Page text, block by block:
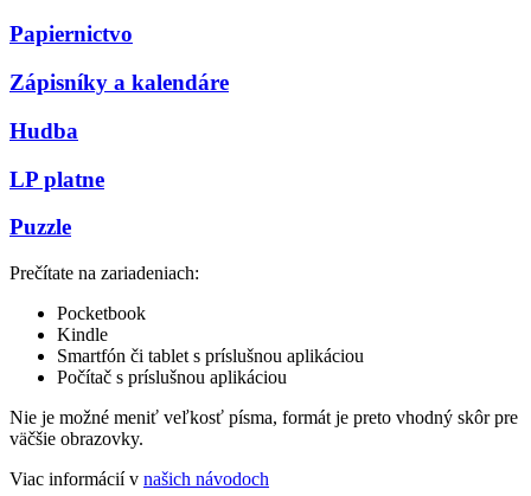
Papiernictvo
Zápisníky a kalendáre
Hudba
LP platne
Puzzle
Prečítate na zariadeniach:
Pocketbook
Kindle
Smartfón či tablet s príslušnou aplikáciou
Počítač s príslušnou aplikáciou
Nie je možné meniť veľkosť písma, formát je preto vhodný skôr pre
väčšie obrazovky.
Viac informácií v našich návodoch